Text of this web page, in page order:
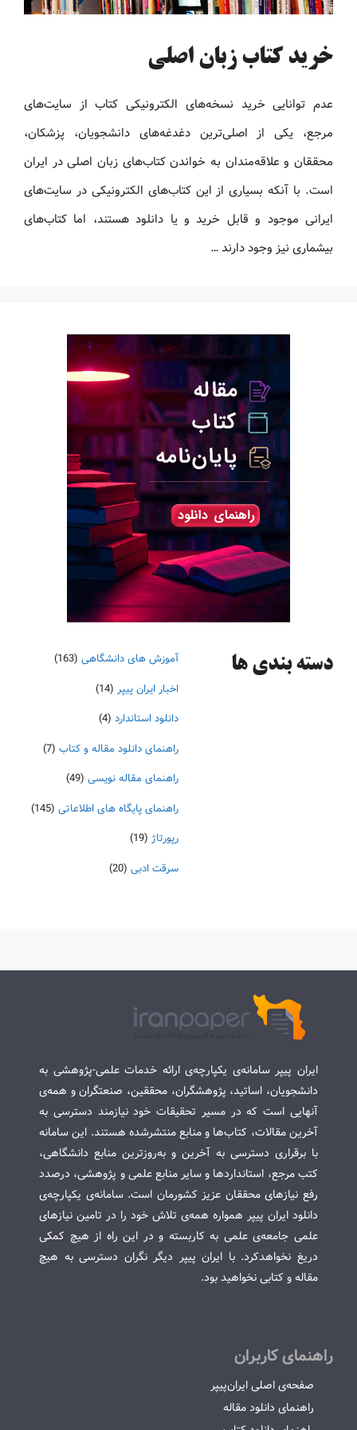
خرید کتاب زبان اصلی
عدم توانایی خرید نسخه‌های الکترونیکی کتاب‌ از سایت‌های
مرجع، یکی از اصلی‌ترین دغدغه‌های دانشجویان، پزشکان،
محققان و علاقه‌مندان به خواندن کتاب‌های زبان اصلی در ایران
است. با آنکه بسیاری از این کتاب‌های الکترونیکی در سایت‌های
ایرانی موجود و قابل خرید و یا دانلود هستند، اما کتاب‌های
بیشماری نیز وجود دارند …
دسته‌ بندی ها آموزش های دانشگاهی (163)
اخبار ایران پیپر (14)
دانلود استاندارد (4)
راهنمای دانلود مقاله و کتاب (7)
راهنمای مقاله نویسی (49)
راهنمای پایگاه های اطلاعاتی (145)
رپورتاژ (19)
سرقت ادبی (20)
ایران پیپر سامانه‌ی یکپارچه‌ی ارائه خدمات علمی-پژوهشی به
دانشجویان، اساتید، پژوهشگران، محققین، صنعتگران و همه‌ی
آنهایی است که در مسیر تحقیقات خود نیازمند دسترسی به
آخرین مقالات، کتاب‌ها و منابع منتشرشده هستند. این سامانه
با برقراری دسترسی به آخرین و به‌روزترین منابع دانشگاهی،
کتب مرجع، استانداردها و سایر منابع علمی و پژوهشی، درصدد
رفع نیازهای محققان عزیز کشورمان است. سامانه‌ی یکپارچه‌ی
دانلود ایران پیپر همواره همه‌ی تلاش خود را در تامین نیازهای
علمی جامعه‌ی علمی به کاربسته و در این راه از هیچ کمکی
دریغ نخواهدکرد. با ایران پیپر دیگر نگران دسترسی به هیچ
مقاله و کتابی نخواهید بود.
راهنمای کاربران
صفحه‌ی اصلی ایران‌پیپر
راهنمای دانلود مقاله